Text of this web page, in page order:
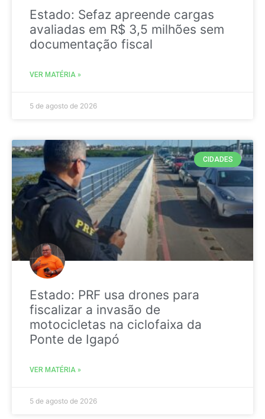
Estado: Sefaz apreende cargas
avaliadas em R$ 3,5 milhões sem
documentação fiscal
VER MATÉRIA »
5 de agosto de 2026
CIDADES
Estado: PRF usa drones para
fiscalizar a invasão de
motocicletas na ciclofaixa da
Ponte de Igapó
VER MATÉRIA »
5 de agosto de 2026